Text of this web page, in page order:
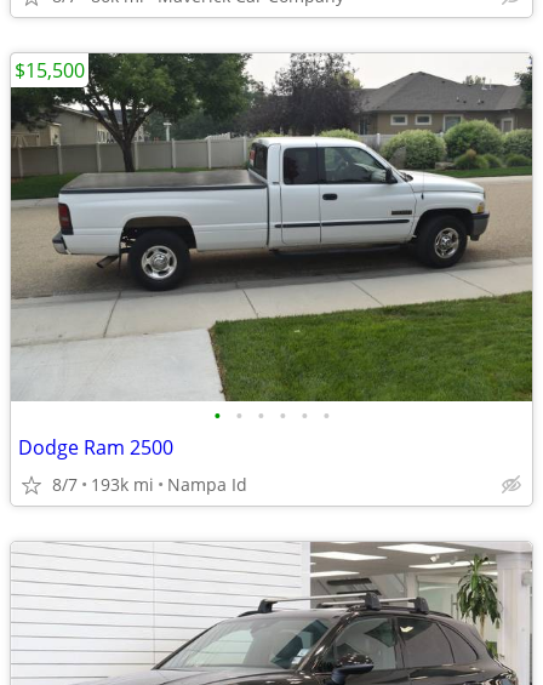
• • • • • •
Dodge Ram 2500
8/7 193k mi Nampa Id
$15,500